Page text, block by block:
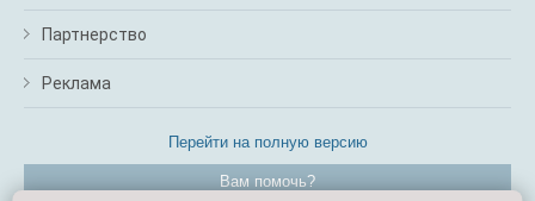
Партнерство
Реклама
Перейти на полную версию
Вам помочь?